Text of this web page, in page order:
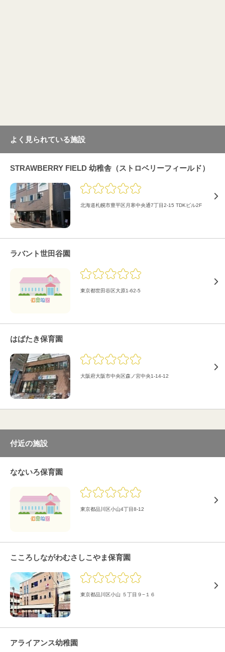
よく見られている施設
STRAWBERRY FIELD 幼稚舎（ストロベリーフィールド）
北海道札幌市豊平区月寒中央通7丁目2-15 TDKビル2F
ラバント世田谷園
東京都世田谷区大原1-62-5
はばたき保育園
大阪府大阪市中央区森ノ宮中央1-14-12
付近の施設
なないろ保育園
東京都品川区小山4丁目8-12
こころしながわむさしこやま保育園
東京都品川区小山 ５丁目９−１６
アライアンス幼稚園